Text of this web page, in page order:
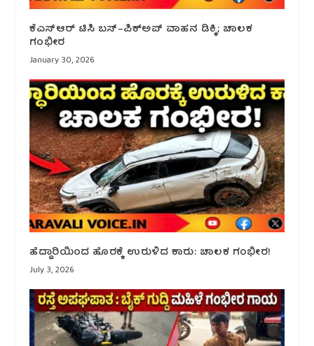
ಕೆಎಸ್ಆರ್ ಟಿಸಿ ಬಸ್–ಪಿಕ್‌ಅಪ್ ವಾಹನ ಡಿಕ್ಕಿ; ಚಾಲಕ
ಗಂಭೀರ
January 30, 2026
ಹೆದ್ದಾರಿಯಿಂದ ಹೊರಕ್ಕೆ ಉರುಳಿದ ಕಾರು: ಚಾಲಕ ಗಂಭೀರ!
July 3, 2026